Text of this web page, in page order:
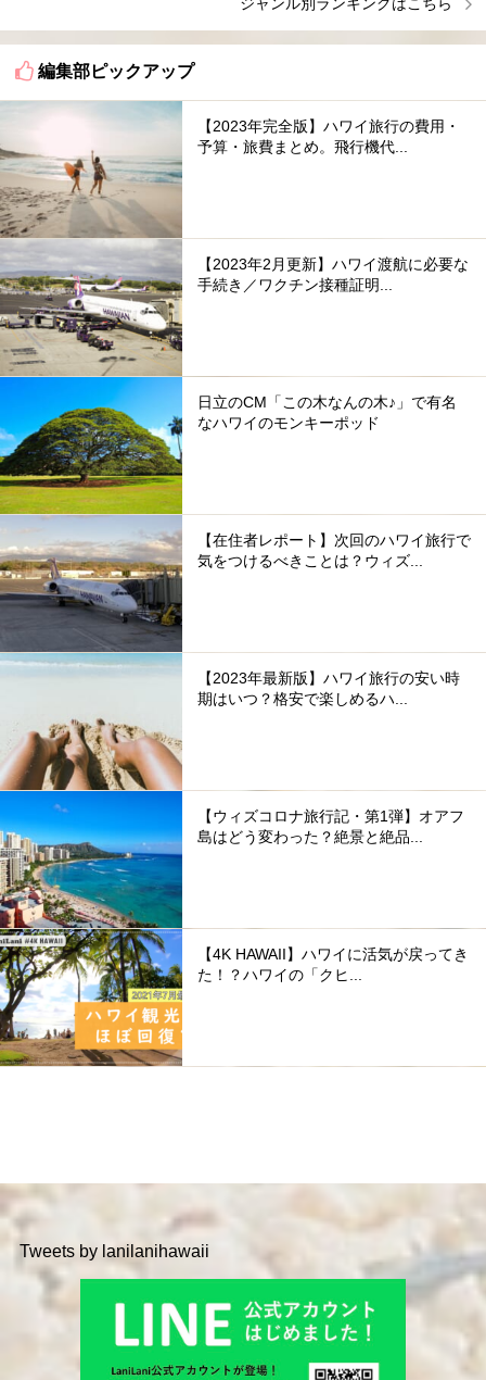
編集部ピックアップ
【2023年完全版】ハワイ旅行の費用・
予算・旅費まとめ。飛行機代...
【2023年2月更新】ハワイ渡航に必要な
手続き／ワクチン接種証明...
日立のCM「この木なんの木♪」で有名
なハワイのモンキーポッド
【在住者レポート】次回のハワイ旅行で
気をつけるべきことは？ウィズ...
【2023年最新版】ハワイ旅行の安い時
期はいつ？格安で楽しめるハ...
【ウィズコロナ旅行記・第1弾】オアフ
島はどう変わった？絶景と絶品...
【4K HAWAII】ハワイに活気が戻ってき
た！？ハワイの「クヒ...
Tweets by lanilanihawaii